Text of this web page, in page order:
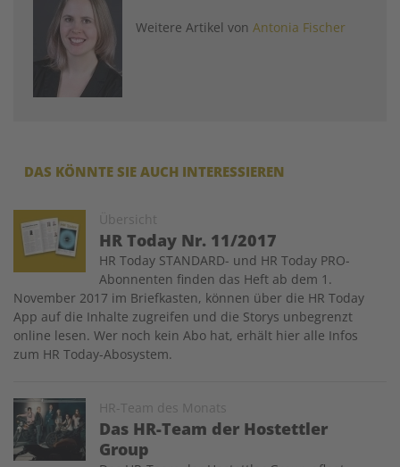
Weitere Artikel von Antonia Fischer
DAS KÖNNTE SIE AUCH INTERESSIEREN
Übersicht
HR Today Nr. 11/2017
Image
HR Today STANDARD- und HR Today PRO-
Abonnenten finden das Heft ab dem 1.
November 2017 im Briefkasten, können über die HR Today
App auf die Inhalte zugreifen und die Storys unbegrenzt
online lesen. Wer noch kein Abo hat, erhält hier alle Infos
zum HR Today-Abosystem.
HR-Team des Monats
Das HR-Team der Hostettler
Group
Image